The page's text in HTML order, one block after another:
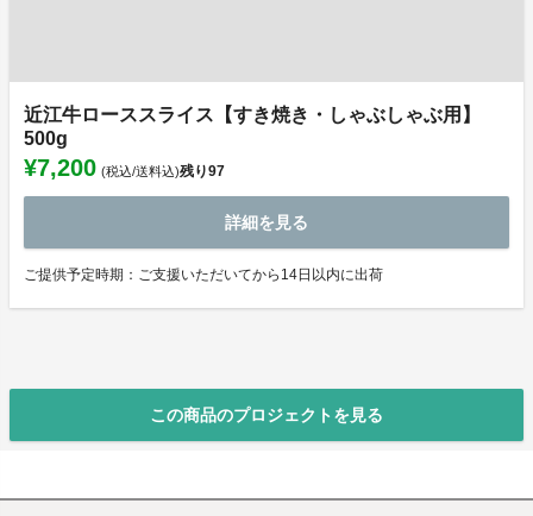
近江牛ローススライス【すき焼き・しゃぶしゃぶ用】
500g
¥7,200 (税込/送料込)残り97
詳細を見る
ご提供予定時期：ご支援いただいてから14日以内に出荷
この商品のプロジェクトを見る